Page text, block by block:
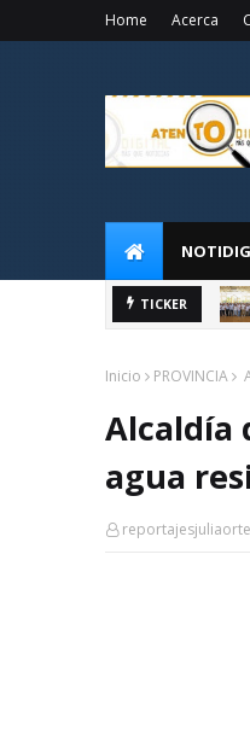
Home Acerca
TICKER
Inicio PROVINCIA
Alcaldía
agua